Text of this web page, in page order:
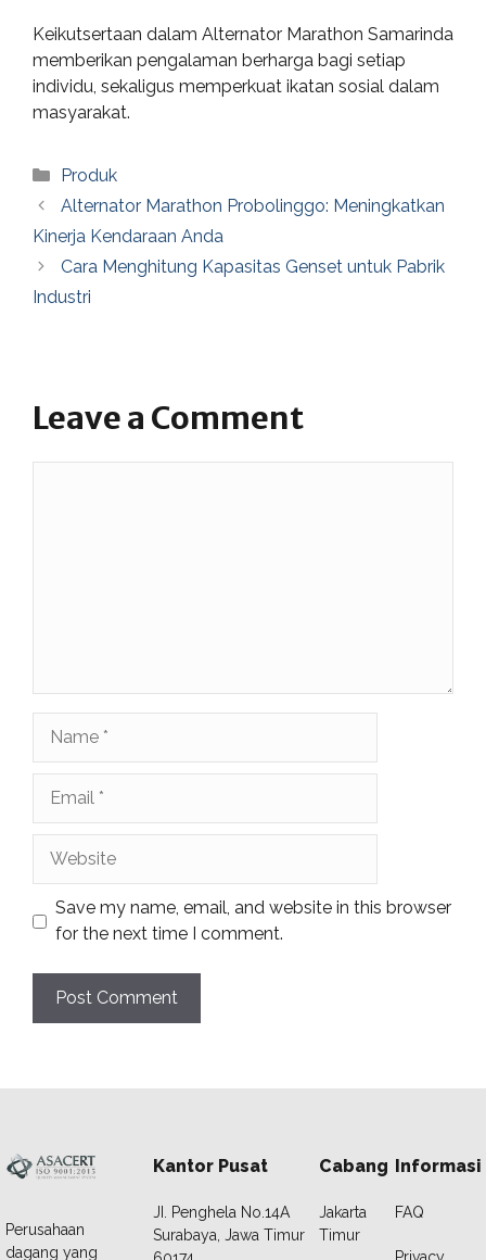
Keikutsertaan dalam Alternator Marathon Samarinda
memberikan pengalaman berharga bagi setiap
individu, sekaligus memperkuat ikatan sosial dalam
masyarakat.
Categories
Produk
Alternator Marathon Probolinggo: Meningkatkan
Kinerja Kendaraan Anda
Cara Menghitung Kapasitas Genset untuk Pabrik
Industri
Leave a Comment
Save my name, email, and website in this browser
for the next time I comment.
Perusahaan
dagang yang
Kantor Pusat
JI. Penghela No.14A
Surabaya, Jawa Timur
Cabang
Jakarta
Timur
Informasi
FAQ